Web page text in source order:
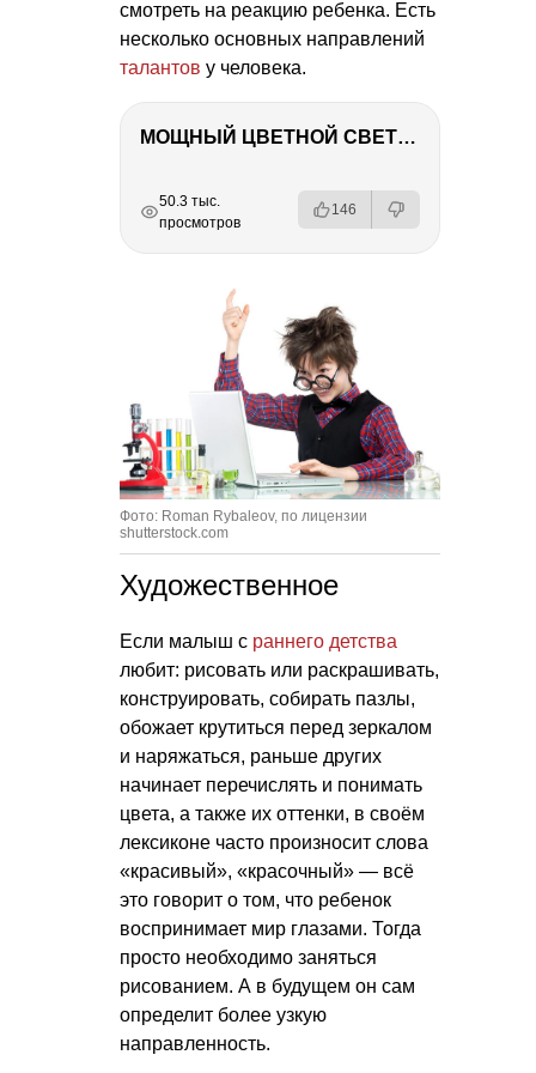
смотреть на реакцию ребенка. Есть
несколько основных направлений
талантов у человека.
МОЩНЫЙ ЦВЕТНОЙ СВЕТ – NANLITE FC-500C
РЕКЛАМА
РЕКЛАМА
РЕКЛАМА
РЕКЛАМА
РЕКЛАМА
50.3 тыс.
просмотров
146
Фото: Roman Rybaleov, по лицензии
shutterstock.com
Художественное
Если малыш с раннего детства
любит: рисовать или раскрашивать,
конструировать, собирать пазлы,
обожает крутиться перед зеркалом
и наряжаться, раньше других
начинает перечислять и понимать
цвета, а также их оттенки, в своём
лексиконе часто произносит слова
«красивый», «красочный» — всё
это говорит о том, что ребенок
воспринимает мир глазами. Тогда
просто необходимо заняться
рисованием. А в будущем он сам
определит более узкую
направленность.